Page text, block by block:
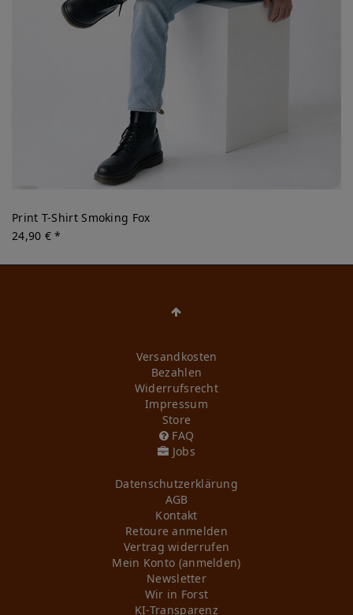
Print T-Shirt Smoking Fox
24,90 € *
Versandkosten
Bezahlen
Widerrufs­recht
Impressum
Store
FAQ
Jobs
Daten­schutz­erklärung
AGB
Kontakt
Retoure anmelden
Vertrag widerrufen
Mein Konto (anmelden)
Newsletter
Wir in Forst
KI-Transparenz